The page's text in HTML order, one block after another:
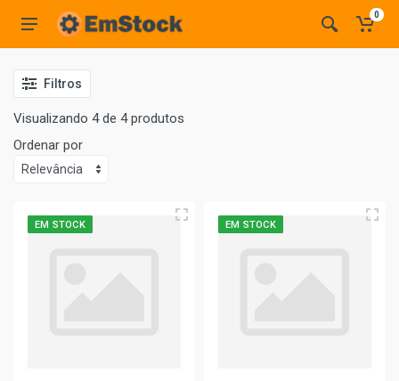
0
Filtros
Visualizando 4 de 4 produtos
Ordenar por
EM STOCK EM STOCK